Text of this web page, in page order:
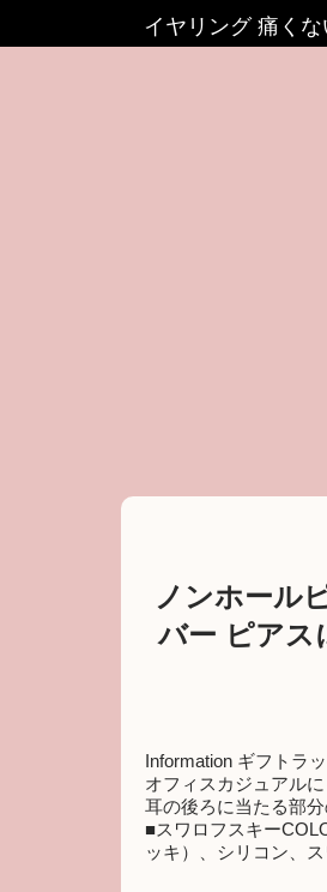
イヤリング 痛く
ノンホール
バー ピアス
Information ギフトラ
オフィスカジュアル
耳の後ろに当たる部
■スワロフスキー
ッキ）、シリコン、